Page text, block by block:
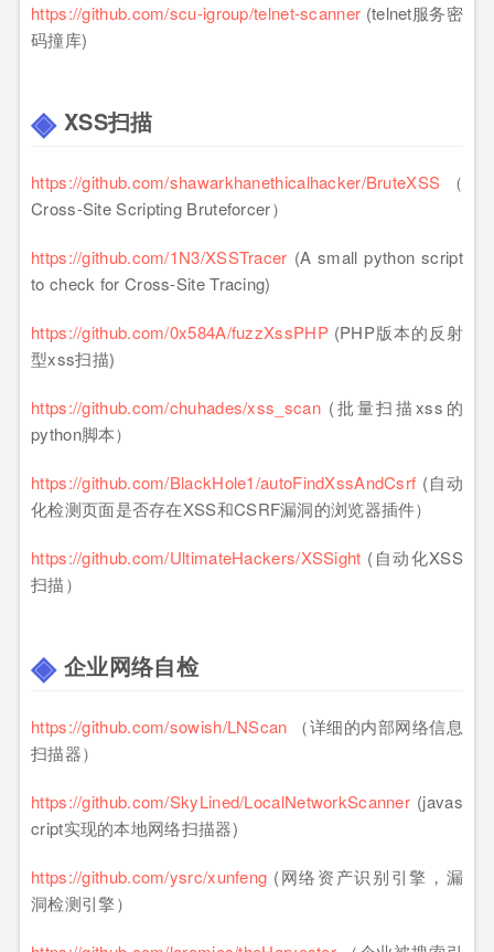
https://github.com/scu-igroup/telnet-scanner (telnet服务密
码撞库)
XSS扫描
https://github.com/shawarkhanethicalhacker/BruteXSS （
Cross-Site Scripting Bruteforcer）
https://github.com/1N3/XSSTracer (A small python script
to check for Cross-Site Tracing)
https://github.com/0x584A/fuzzXssPHP(PHP版本的反射
型xss扫描)
https://github.com/chuhades/xss_scan(批量扫描xss的
python脚本）
https://github.com/BlackHole1/autoFindXssAndCsrf (自动
化检测页面是否存在XSS和CSRF漏洞的浏览器插件）
https://github.com/UltimateHackers/XSSight (自动化XSS
扫描）
企业网络自检
https://github.com/sowish/LNScan （详细的内部网络信息
扫描器）
https://github.com/SkyLined/LocalNetworkScanner (javas
cript实现的本地网络扫描器)
https://github.com/ysrc/xunfeng (网络资产识别引擎，漏
洞检测引擎）